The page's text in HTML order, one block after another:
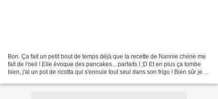
Bon. Ça fait un petit bout de temps déjà que la recette de Nannie chérie me
fait de l'oeil ! Elle évoque des pancakes... parfaits ! ;D Et en plus ça tombe
bien, j'ai un pot de ricotta qui s'ennuie tout seul dans son frigo ! Bien sûr je